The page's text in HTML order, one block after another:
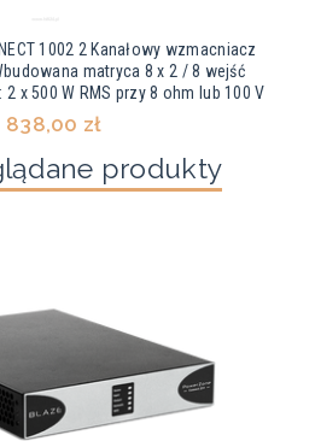
1002 2 Kanałowy wzmacniacz
matryca 8 x 2 / 8 wejść
x 500 W RMS przy 8 ohm lub 100 V
838,00 zł
produkty